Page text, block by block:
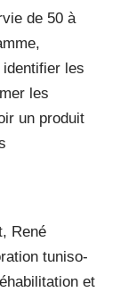
de 50 à
les
les
un produit
René
tuniso-
et